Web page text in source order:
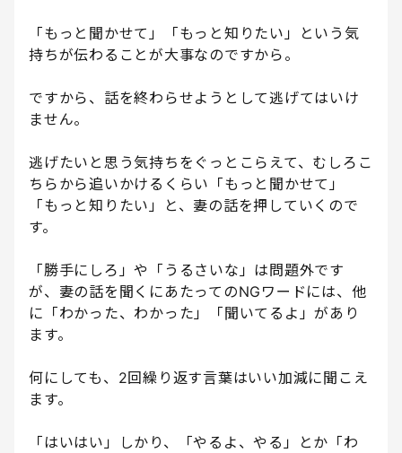
「もっと聞かせて」「もっと知りたい」という気
持ちが伝わることが大事なのですから。
ですから、話を終わらせようとして逃げてはいけ
ません。
逃げたいと思う気持ちをぐっとこらえて、むしろこ
ちらから追いかけるくらい「もっと聞かせて」
「もっと知りたい」と、妻の話を押していくので
す。
「勝手にしろ」や「うるさいな」は問題外です
が、妻の話を聞くにあたってのNGワードには、他
に「わかった、わかった」「聞いてるよ」があり
ます。
何にしても、2回繰り返す言葉はいい加減に聞こえ
ます。
「はいはい」しかり、「やるよ、やる」とか「わ